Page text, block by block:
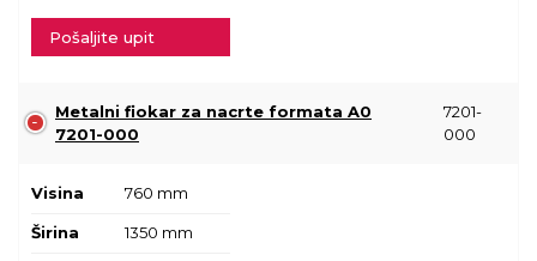
Pošaljite upit
Metalni fiokar za nacrte formata A0
7201-000
7201-
000
Visina 760 mm
Širina 1350 mm